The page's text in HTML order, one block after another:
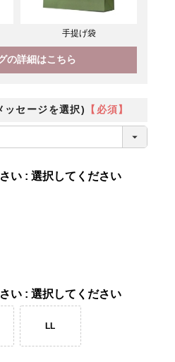
手提げ袋
の詳細はこちら
ッセージを選択) 【必須】
選択してください
選択してください
LL